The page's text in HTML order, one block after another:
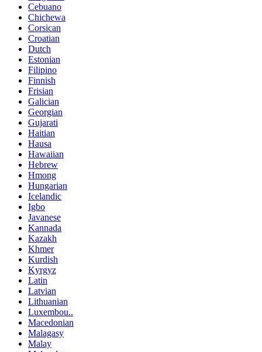
Cebuano
Chichewa
Corsican
Croatian
Dutch
Estonian
Filipino
Finnish
Frisian
Galician
Georgian
Gujarati
Haitian
Hausa
Hawaiian
Hebrew
Hmong
Hungarian
Icelandic
Igbo
Javanese
Kannada
Kazakh
Khmer
Kurdish
Kyrgyz
Latin
Latvian
Lithuanian
Luxembou..
Macedonian
Malagasy
Malay